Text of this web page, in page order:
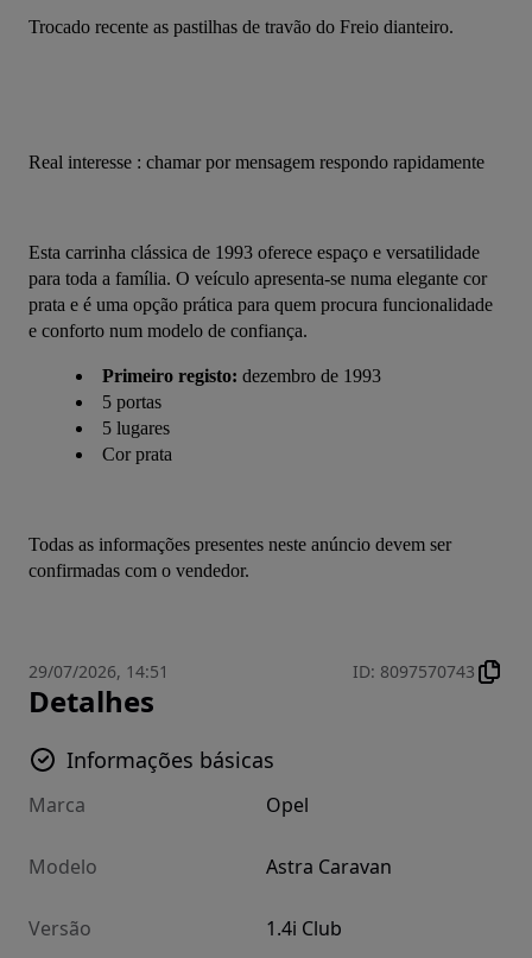
Trocado recente as pastilhas de travão do Freio dianteiro.
Real interesse : chamar por mensagem respondo rapidamente
Esta carrinha clássica de 1993 oferece espaço e versatilidade
para toda a família. O veículo apresenta-se numa elegante cor
prata e é uma opção prática para quem procura funcionalidade
e conforto num modelo de confiança.
Primeiro registo: dezembro de 1993
5 portas
5 lugares
Cor prata
Todas as informações presentes neste anúncio devem ser
confirmadas com o vendedor.
29/07/2026, 14:51 ID: 8097570743
Detalhes
Informações básicas
Marca Opel
Modelo Astra Caravan
Versão 1.4i Club